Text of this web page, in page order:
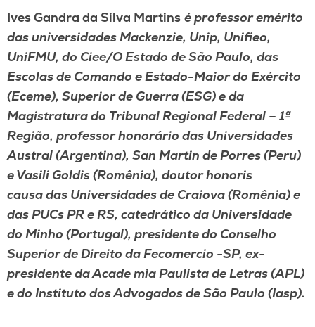
Ives Gandra da Silva Martins é professor emérito
das universidades Mackenzie, Unip, Unifieo,
UniFMU, do Ciee/O Estado de São Paulo, das
Escolas de Comando e Estado-Maior do Exército
(Eceme), Superior de Guerra (ESG) e da
Magistratura do Tribunal Regional Federal – 1ª
Região, professor honorário das Universidades
Austral (Argentina), San Martin de Porres (Peru)
e Vasili Goldis (Romênia), doutor honoris
causa das Universidades de Craiova (Romênia) e
das PUCs PR e RS, catedrático da Universidade
do Minho (Portugal), presidente do Conselho
Superior de Direito da Fecomercio -SP, ex-
presidente da Acade mia Paulista de Letras (APL)
e do Instituto dos Advogados de São Paulo (Iasp).